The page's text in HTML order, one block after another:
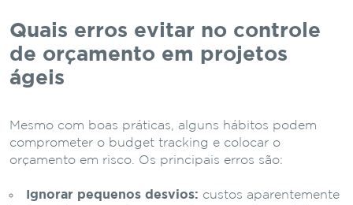
Quais erros evitar no controle
de orçamento em projetos
ágeis
Mesmo com boas práticas, alguns hábitos podem
comprometer o budget tracking e colocar o
orçamento em risco. Os principais erros são:
Ignorar pequenos desvios: custos aparentemente